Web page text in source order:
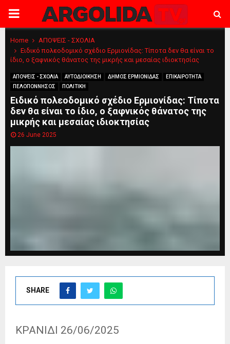
PRIMARY
MENU
Home
ΑΠΟΨΕΙΣ - ΣΧΟΛΙΑ
Ειδικό πολεοδομικό σχέδιο Ερμιονίδας: Τίποτα δεν θα είναι το
ίδιο, ο ξαφνικός θάνατος της μικρής και μεσαίας ιδιοκτησίας
ΑΠΟΨΕΙΣ - ΣΧΟΛΙΑ ΑΥΤΟΔΙΟΙΚΗΣΗ ΔΗΜΟΣ ΕΡΜΙΟΝΙΔΑΣ
ΕΠΙΚΑΙΡΟΤΗΤΑ
ΠΕΛΟΠΟΝΝΗΣΟΣ
ΠΟΛΙΤΙΚΗ
Ειδικό πολεοδομικό σχέδιο Ερμιονίδας: Τίποτα
δεν θα είναι το ίδιο, ο ξαφνικός θάνατος της
μικρής και μεσαίας ιδιοκτησίας
26 June 2025
SHARE
ΚΡΑΝΙΔΙ 26/06/2025